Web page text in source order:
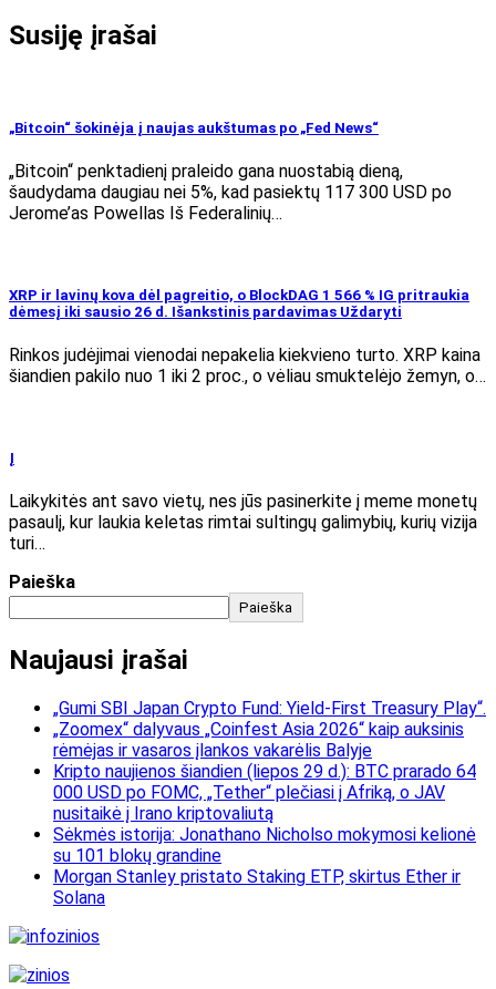
Susiję įrašai
„Bitcoin“ šokinėja į naujas aukštumas po „Fed News“
„Bitcoin“ penktadienį praleido gana nuostabią dieną,
šaudydama daugiau nei 5%, kad pasiektų 117 300 USD po
Jerome’as Powellas Iš Federalinių…
XRP ir lavinų kova dėl pagreitio, o BlockDAG 1 566 % IG pritraukia
dėmesį iki sausio 26 d. Išankstinis pardavimas Uždaryti
Rinkos judėjimai vienodai nepakelia kiekvieno turto. XRP kaina
šiandien pakilo nuo 1 iki 2 proc., o vėliau smuktelėjo žemyn, o…
Į
Laikykitės ant savo vietų, nes jūs pasinerkite į meme monetų
pasaulį, kur laukia keletas rimtai sultingų galimybių, kurių vizija
turi…
Paieška
Paieška
Naujausi įrašai
„Gumi SBI Japan Crypto Fund: Yield-First Treasury Play“.
„Zoomex“ dalyvaus „Coinfest Asia 2026“ kaip auksinis
rėmėjas ir vasaros įlankos vakarėlis Balyje
Kripto naujienos šiandien (liepos 29 d.): BTC prarado 64
000 USD po FOMC, „Tether“ plečiasi į Afriką, o JAV
nusitaikė į Irano kriptovaliutą
Sėkmės istorija: Jonathano Nicholso mokymosi kelionė
su 101 blokų grandine
Morgan Stanley pristato Staking ETP, skirtus Ether ir
Solana